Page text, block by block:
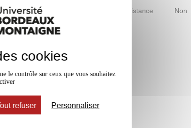
Accessible à distance Non
cookies
le contrôle sur ceux que vous souhaitez
refuser Personnaliser